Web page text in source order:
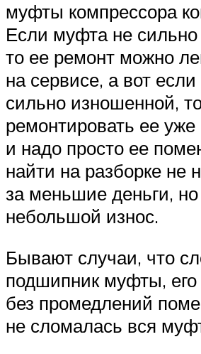
муфты компрессора
Если муфта не сильно
то ее ремонт можно
на сервисе, а вот
сильно изношенной,
ремонтировать ее
и надо просто ее
найти на разборке не
за меньшие деньги, но
небольшой износ.
Бывают случаи, что
подшипник муфты,
без промедлений
не сломалась вся